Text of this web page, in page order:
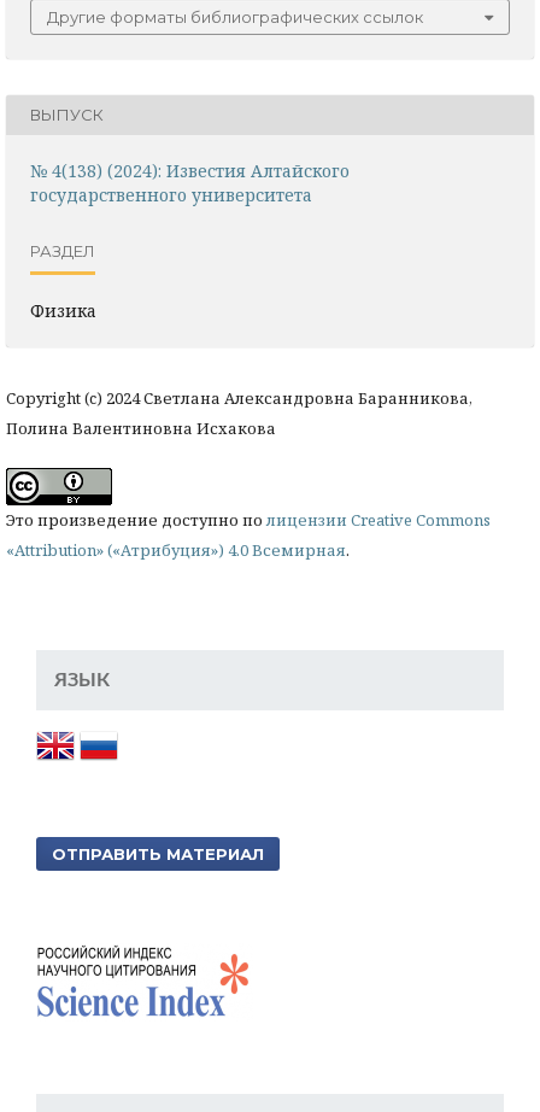
Другие форматы библиографических ссылок
ВЫПУСК
№ 4(138) (2024): Известия Алтайского
государственного университета
РАЗДЕЛ
Физика
Copyright (c) 2024 Светлана Александровна Баранникова,
Полина Валентиновна Исхакова
Это произведение доступно полицензии Creative Commons
«Attribution» («Атрибуция») 4.0 Всемирная.
ЯЗЫК
ОТПРАВИТЬ МАТЕРИАЛ